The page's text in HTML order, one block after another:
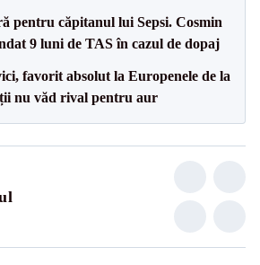
pentru căpitanul lui Sepsi. Cosmin
9 luni de TAS în cazul de dopaj
favorit absolut la Europenele de la
nu văd rival pentru aur